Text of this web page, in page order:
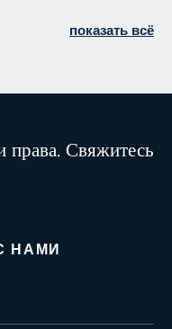
показать всё
Свяжитесь
НАМИ